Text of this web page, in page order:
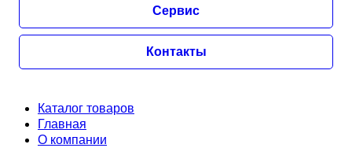
Сервис
Контакты
Каталог товаров
Главная
О компании